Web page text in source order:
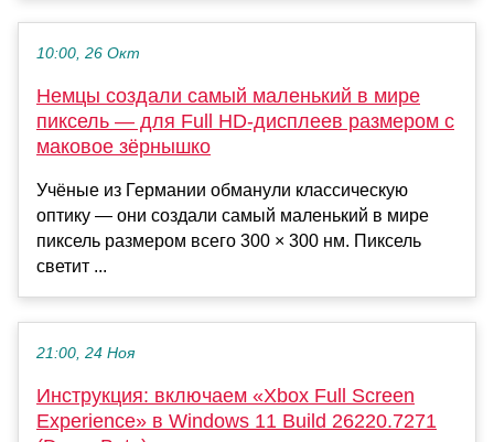
10:00, 26 Окт
Немцы создали самый маленький в мире
пиксель — для Full HD-дисплеев размером с
маковое зёрнышко
Учёные из Германии обманули классическую
оптику — они создали самый маленький в мире
пиксель размером всего 300 × 300 нм. Пиксель
светит ...
21:00, 24 Ноя
Инструкция: включаем «Xbox Full Screen
Experience» в Windows 11 Build 26220.7271